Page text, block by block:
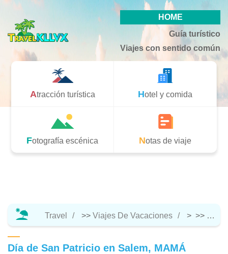
HOME
Guía turístico
Viajes con sentido común
Atracción turística Hotel y comida
Fotografía escénica Notas de viaje
Travel >> Viajes De Vacaciones > >>
Día de San Patricio en Salem, MAMÁ